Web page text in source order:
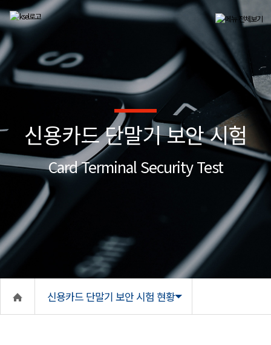
신용카드 단말기 보안 시험
Card Terminal Security Test
신용카드 단말기 보안 시험 현황